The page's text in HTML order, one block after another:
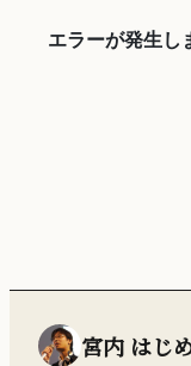
宮内 はじ